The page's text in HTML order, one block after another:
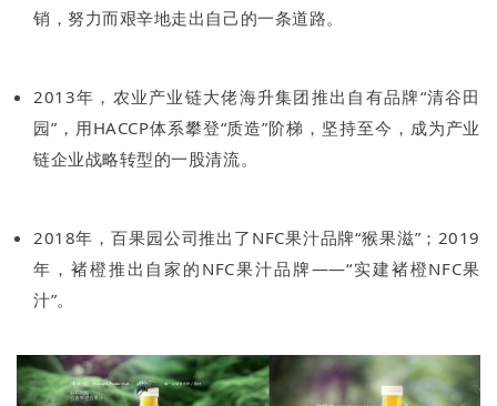
销，努力而艰辛地走出自己的一条道路。
2013年，农业产业链大佬海升集团推出自有品牌“清谷田
园”，用HACCP体系攀登“质造”阶梯，坚持至今，成为产业
链企业战略转型的一股清流。
2018年，百果园公司推出了NFC果汁品牌“猴果滋”；2019
年，褚橙推出自家的NFC果汁品牌——“实建褚橙NFC果
汁”。